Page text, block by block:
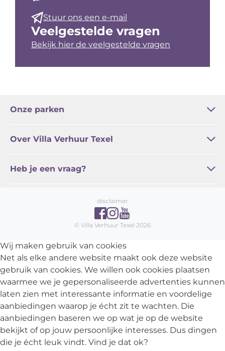
Stuur ons een e-mail
Veelgestelde vragen
Bekijk hier de veelgestelde vragen
Onze parken
Over Villa Verhuur Texel
Heb je een vraag?
disclaimer
© Villa Verhuur Texel 2026
Wij maken gebruik van cookies
Net als elke andere website maakt ook deze website
gebruik van cookies. We willen ook cookies plaatsen
waarmee we je gepersonaliseerde advertenties kunnen
laten zien met interessante informatie en voordelige
aanbiedingen waarop je écht zit te wachten. Die
aanbiedingen baseren we op wat je op de website
bekijkt of op jouw persoonlijke interesses. Dus dingen
die je écht leuk vindt. Vind je dat ok?